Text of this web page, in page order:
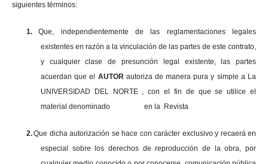
siguientes términos:
1.
Que, independientemente de las reglamentaciones legales
existentes en razón a la vinculación de las partes de este contrato,
y cualquier clase de presunción legal existente, las partes
acuerdan que el AUTOR autoriza de manera pura y simple a La
UNIVERSIDAD DEL NORTE , con el fin de que se utilice el
material denominado en la Revista
2.Que dicha autorización se hace con carácter exclusivo y recaerá en
especial sobre los derechos de reproducción de la obra, por